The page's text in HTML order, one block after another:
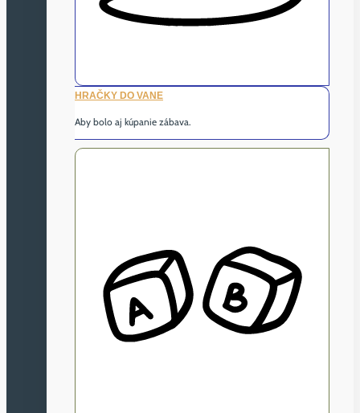
HRAČKY DO VANE
Aby bolo aj kúpanie zábava.